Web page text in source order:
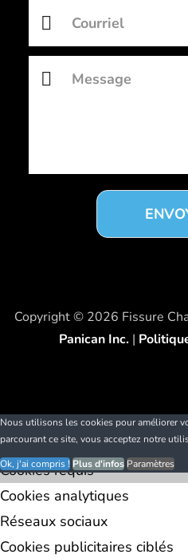
Copyright © 2026 Fissure
Panican Inc. |
Nous utilisons les cookies pour améliorer
parcourant ce site, vous acceptez notre
Ok, j'ai compris !Plus d'infos Paramètres
Cookies requis
Cookies analytiques
Réseaux sociaux
Cookies publicitaires ciblés